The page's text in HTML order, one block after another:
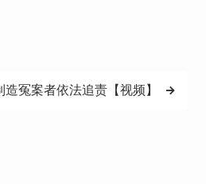
冤案者依法追责【视频】